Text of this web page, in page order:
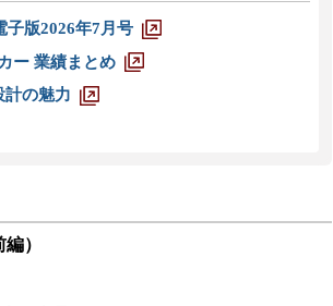
版2026年7月号
ー 業績まとめ
計の魅力
）